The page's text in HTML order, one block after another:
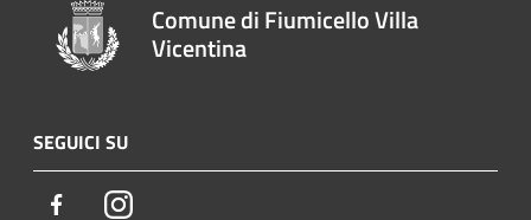
Comune di Fiumicello Villa
Vicentina
SEGUICI SU
FacebookInstagram